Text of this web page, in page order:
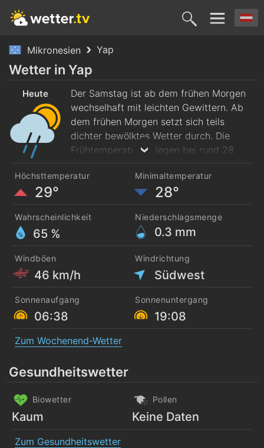
Mikronesien Yap
Heute
8. Aug.
Morgen
9. Aug. 10. Aug. 11. Aug. 12.
Wetter in Yap
Heute
Der Samstag ist ab dem frühen Morgen
wechselhaft mit leichten Gewittern. Ab
dem frühen Morgen setzt sich teils
dichter bewölktes Wetter durch. Die
Frühtemperaturen liegen bei rund 28
29 Grad erreicht. Es weht starker
Höchsttemperatur
29°
Minimaltemperatur
28°
Wahrscheinlichkeit
65 %
Niederschlagsmenge
0.3 mm
Windböen
46 km/h
Windrichtung
Südwest
Sonnenaufgang
06:38
Sonnenuntergang
19:08
Zum Wochenend-Wetter
Gesundheitswetter
Biowetter
Kaum
Pollen
Keine Daten
Zum Gesundheitswetter